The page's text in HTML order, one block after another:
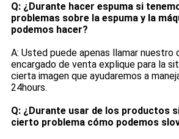
Q: ¿Durante hacer espuma si
problemas sobre la espuma y la
podemos hacer?
A: Usted puede apenas llamar nuestro
encargado de venta explique para la
cierta imagen que ayudaremos a
24hours.
Q: ¿Durante usar de los productos
cierto problema cómo podemos